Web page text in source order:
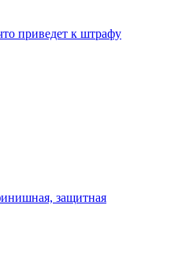
приведет к штрафу
защитная